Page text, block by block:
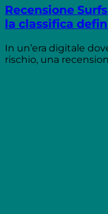
Recensione
la classifica
In un’era digitale
rischio, una